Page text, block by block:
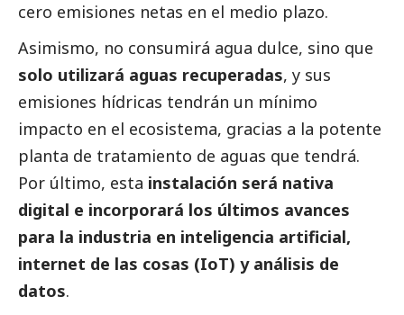
cero emisiones netas en el medio plazo.
Asimismo, no consumirá agua dulce, sino que
solo utilizará aguas recuperadas, y sus
emisiones hídricas tendrán un mínimo
impacto en el ecosistema, gracias a la potente
planta de tratamiento de aguas que tendrá.
Por último, esta instalación será nativa
digital e incorporará los últimos avances
para la industria en inteligencia artificial,
internet de las cosas (IoT) y análisis de
datos.